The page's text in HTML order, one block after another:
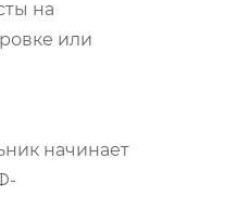
на
или
начинает